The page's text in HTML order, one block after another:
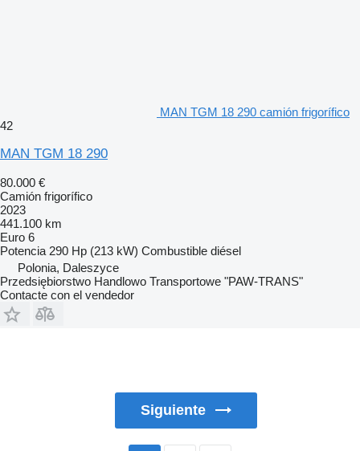
MAN TGM 18 290 camión frigorífico
42
MAN TGM 18 290
80.000 €
Camión frigorífico
2023
441.100 km
Euro 6
Potencia 290 Hp (213 kW) Combustible diésel
Polonia, Daleszyce
Przedsiębiorstwo Handlowo Transportowe "PAW-TRANS"
Contacte con el vendedor
Siguiente